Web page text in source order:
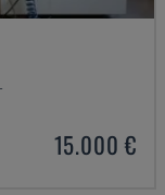
15.000 €